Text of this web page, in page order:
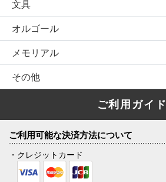
文具
オルゴール
メモリアル
その他
ご利用ガイド
ご利用可能な決済方法について
・クレジットカード